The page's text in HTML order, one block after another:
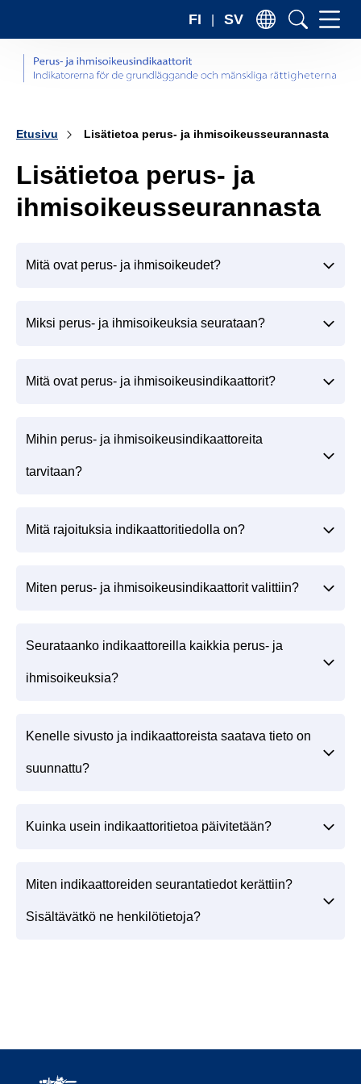
FI SV
Etusivu Lisätietoa perus- ja ihmisoikeusseurannasta
Lisätietoa perus- ja
ihmisoikeusseurannasta
Mitä ovat perus- ja ihmisoikeudet?
Miksi perus- ja ihmisoikeuksia seurataan?
Mitä ovat perus- ja ihmisoikeusindikaattorit?
Mihin perus- ja ihmisoikeusindikaattoreita
tarvitaan?
Mitä rajoituksia indikaattoritiedolla on?
Miten perus- ja ihmisoikeusindikaattorit valittiin?
Seurataanko indikaattoreilla kaikkia perus- ja
ihmisoikeuksia?
Kenelle sivusto ja indikaattoreista saatava tieto on
suunnattu?
Kuinka usein indikaattoritietoa päivitetään?
Miten indikaattoreiden seurantatiedot kerättiin?
Sisältävätkö ne henkilötietoja?